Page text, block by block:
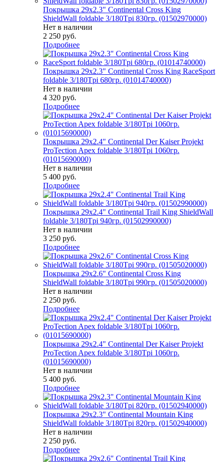
Покрышка 29x2.3" Continental Cross King
ShieldWall foldable 3/180Tpi 830гр. (01502970000)
Нет в наличии
2 250 руб.
Подробнее
Покрышка 29x2.3" Continental Cross King RaceSport
foldable 3/180Tpi 680гр. (01014740000)
Нет в наличии
4 320 руб.
Подробнее
Покрышка 29x2.4" Continental Der Kaiser Projekt
ProTection Apex foldable 3/180Tpi 1060гр.
(01015690000)
Нет в наличии
5 400 руб.
Подробнее
Покрышка 29x2.4" Continental Trail King ShieldWall
foldable 3/180Tpi 940гр. (01502990000)
Нет в наличии
3 250 руб.
Подробнее
Покрышка 29x2.6" Continental Cross King
ShieldWall foldable 3/180Tpi 990гр. (01505020000)
Нет в наличии
2 250 руб.
Подробнее
Покрышка 29x2.4" Continental Der Kaiser Projekt
ProTection Apex foldable 3/180Tpi 1060гр.
(01015690000)
Нет в наличии
5 400 руб.
Подробнее
Покрышка 29x2.3" Continental Mountain King
ShieldWall foldable 3/180Tpi 820гр. (01502940000)
Нет в наличии
2 250 руб.
Подробнее